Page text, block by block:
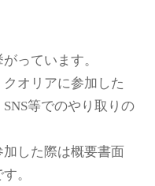
っています。
オリアに参加した
等でのやり取りの
した際は概要書面
。